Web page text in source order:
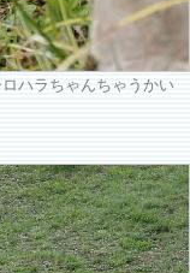
ハラちゃんちゃうかい